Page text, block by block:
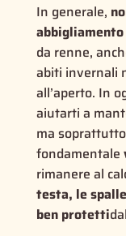
In generale,
da renne,
abiti invernali
all’aperto. In
aiutarti a
ma
fondamentale
rimanere al
testa, le
ben protetti